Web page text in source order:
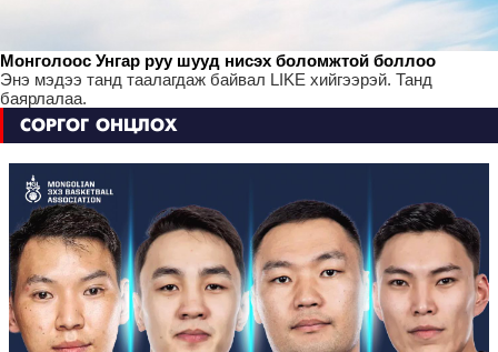
Монголоос Унгар руу шууд нисэх боломжтой боллоо
Энэ мэдээ танд таалагдаж байвал LIKE хийгээрэй. Танд
баярлалаа.
СОРГОГ ОНЦЛОХ